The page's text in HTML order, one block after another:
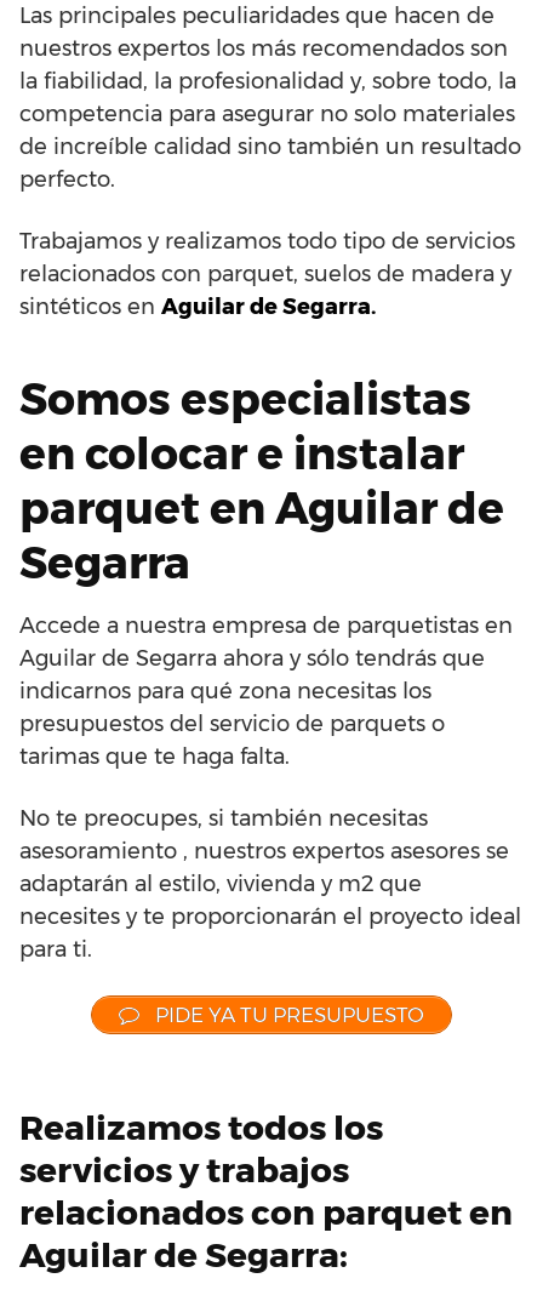
Las principales peculiaridades que hacen de
nuestros expertos los más recomendados son
la fiabilidad, la profesionalidad y, sobre todo, la
competencia para asegurar no solo materiales
de increíble calidad sino también un resultado
perfecto.
Trabajamos y realizamos todo tipo de servicios
relacionados con parquet, suelos de madera y
sintéticos en Aguilar de Segarra.
Somos especialistas
en colocar e instalar
parquet en Aguilar de
Segarra
Accede a nuestra empresa de parquetistas en
Aguilar de Segarra ahora y sólo tendrás que
indicarnos para qué zona necesitas los
presupuestos del servicio de parquets o
tarimas que te haga falta.
No te preocupes, si también necesitas
asesoramiento , nuestros expertos asesores se
adaptarán al estilo, vivienda y m2 que
necesites y te proporcionarán el proyecto ideal
para ti.
PIDE YA TU PRESUPUESTO
Realizamos todos los
servicios y trabajos
relacionados con parquet en
Aguilar de Segarra: